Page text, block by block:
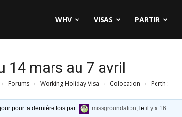
WHV VISAS PARTIR
14 mars au 7 avril
› Forums › Working Holiday Visa › Colocation ›
Perth :
pour la dernière fois par missgroundation, leil y a 16